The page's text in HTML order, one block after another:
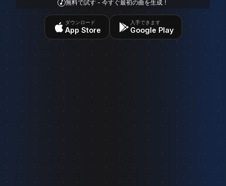
無料で試す - 今すぐ最初の曲を生成！
ダウンロード
App Store
入手できます
Google Play